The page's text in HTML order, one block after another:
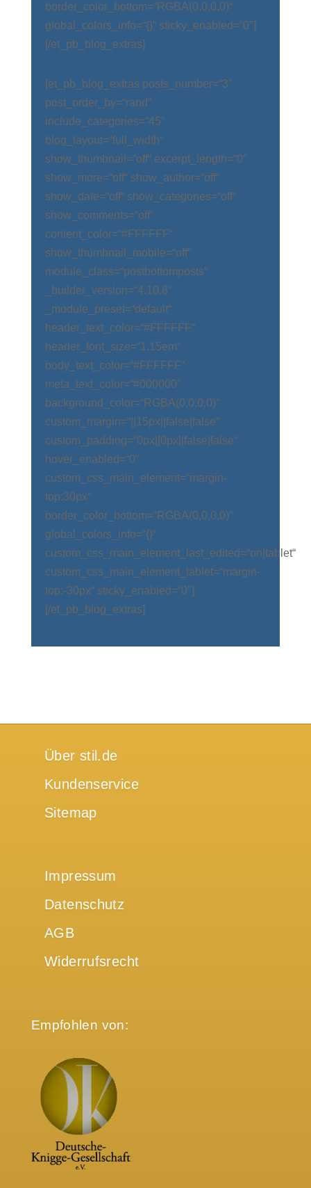
border_color_bottom=“RGBA(0,0,0,0)“
global_colors_info=“{}“ sticky_enabled=“0″]
[/et_pb_blog_extras]
[et_pb_blog_extras posts_number=“3″
post_order_by=“rand“
include_categories=“45″
blog_layout=“full_width“
show_thumbnail=“off“ excerpt_length=“0″
show_more=“off“ show_author=“off“
show_date=“off“ show_categories=“off“
show_comments=“off“
content_color=“#FFFFFF“
show_thumbnail_mobile=“off“
module_class=“postbottomposts“
_builder_version=“4.10.8″
_module_preset=“default“
header_text_color=“#FFFFFF“
header_font_size=“1.15em“
body_text_color=“#FFFFFF“
meta_text_color=“#000000″
background_color=“RGBA(0,0,0,0)“
custom_margin=“||15px||false|false“
custom_padding=“0px||0px||false|false“
hover_enabled=“0″
custom_css_main_element=“margin-
top:30px“
border_color_bottom=“RGBA(0,0,0,0)“
global_colors_info=“{}“
custom_css_main_element_last_edited=“on|tablet“
custom_css_main_element_tablet=“margin-
top:-30px“ sticky_enabled=“0″]
[/et_pb_blog_extras]
Über stil.de
Kundenservice
Sitemap
Impressum
Datenschutz
AGB
Widerrufsrecht
Empfohlen von: